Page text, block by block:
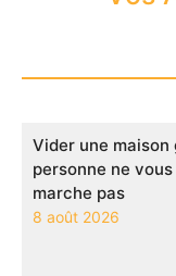
Vider une maison
personne ne
marche pas
8 août 2026